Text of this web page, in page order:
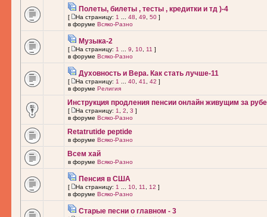
Полеты, билеты , тесты , кредитки и тд )-4
[ На страницу: 1 48 49 50 ]
в форуме Всяко-Разно
Музыка-2
[ На страницу: 1 9 10 11 ]
в форуме Всяко-Разно
Духовность и Вера. Как стать лучше-11
[ На страницу: 1 40 41 42 ]
в форуме Религия
Инструкция продления пенсии онлайн живущим за
[ На страницу: 1 2 3 ]
в форуме Всяко-Разно
Retatrutide peptide
в форуме Всяко-Разно
Всем хай
в форуме Всяко-Разно
Пенсия в США
[ На страницу: 1 10 11 12 ]
в форуме Всяко-Разно
Старые песни о главном - 3